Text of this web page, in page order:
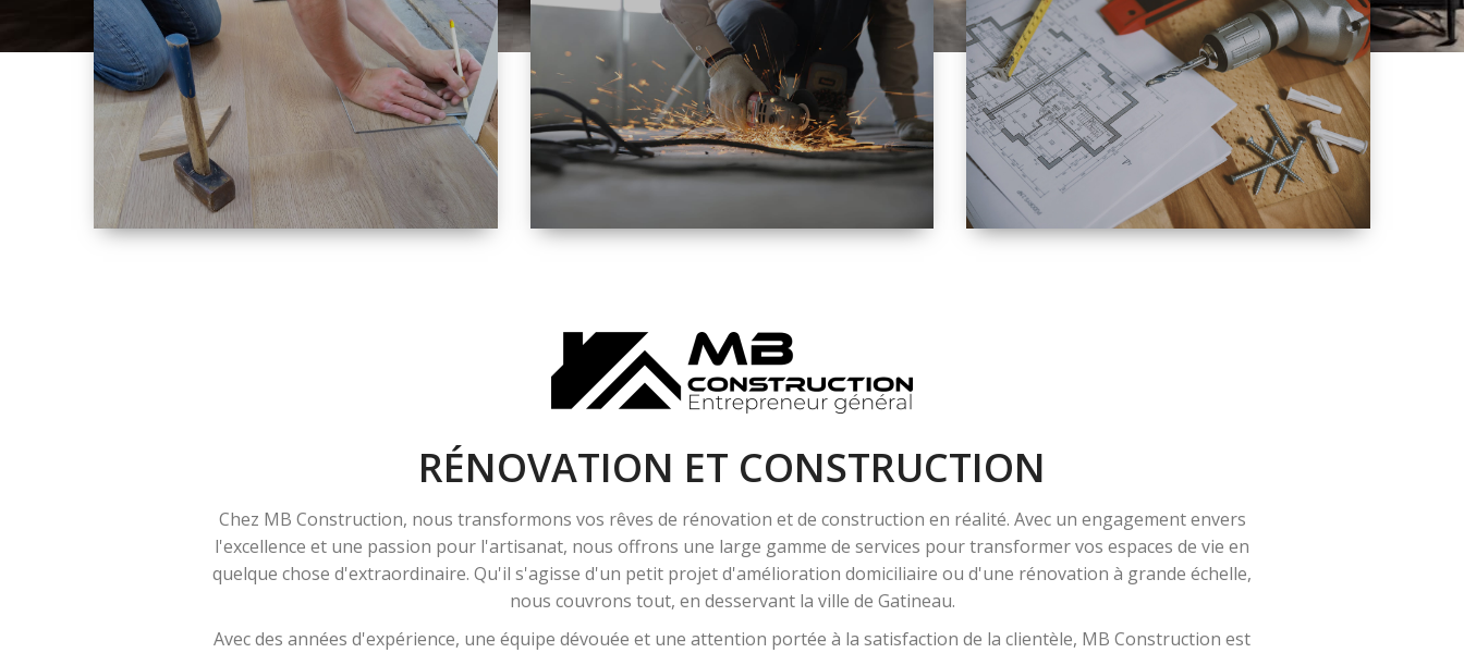
INTÉRIEURE ET
EXTÉRIEURE
RÉNOVATION ET CONSTRUCTION
Chez MB Construction, nous transformons vos rêves de rénovation et de construction en réalité. Avec un engagement envers
l'excellence et une passion pour l'artisanat, nous offrons une large gamme de services pour transformer vos espaces de vie en
quelque chose d'extraordinaire. Qu'il s'agisse d'un petit projet d'amélioration domiciliaire ou d'une rénovation à grande échelle,
nous couvrons tout, en desservant la ville de Gatineau.
Avec des années d'expérience, une équipe dévouée et une attention portée à la satisfaction de la clientèle, MB Construction est